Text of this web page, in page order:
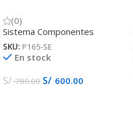
SE(0)
Sistema Componentes
SKU: P165-SE
En stock
S/780.00 S/ 600.00